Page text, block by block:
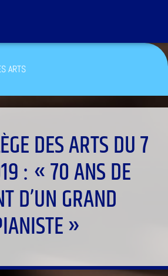
ARTS
DES ARTS DU 7
: « 70 ANS DE
D’UN GRAND
»